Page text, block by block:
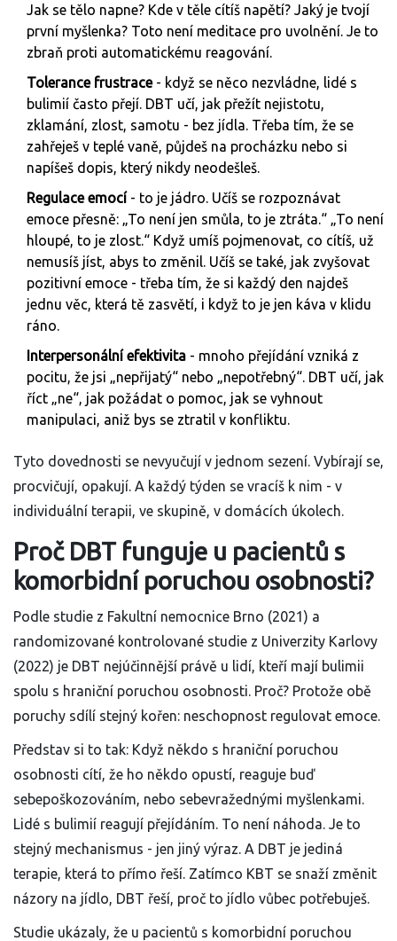
Jak se tělo napne? Kde v těle cítíš napětí? Jaký je tvojí
první myšlenka? Toto není meditace pro uvolnění. Je to
zbraň proti automatickému reagování.
Tolerance frustrace- když se něco nezvládne, lidé s
bulimií často přejí. DBT učí, jak přežít nejistotu,
zklamání, zlost, samotu - bez jídla. Třeba tím, že se
zahřeješ v teplé vaně, půjdeš na procházku nebo si
napíšeš dopis, který nikdy neodešleš.
Regulace emocí- to je jádro. Učíš se rozpoznávat
emoce přesně: „To není jen smůla, to je ztráta.“ „To není
hloupé, to je zlost.“ Když umíš pojmenovat, co cítíš, už
nemusíš jíst, abys to změnil. Učíš se také, jak zvyšovat
pozitivní emoce - třeba tím, že si každý den najdeš
jednu věc, která tě zasvětí, i když to je jen káva v klidu
ráno.
Interpersonální efektivita - mnoho přejídání vzniká z
pocitu, že jsi „nepřijatý“ nebo „nepotřebný“. DBT učí, jak
říct „ne“, jak požádat o pomoc, jak se vyhnout
manipulaci, aniž bys se ztratil v konfliktu.
Tyto dovednosti se nevyučují v jednom sezení. Vybírají se,
procvičují, opakují. A každý týden se vracíš k nim - v
individuální terapii, ve skupině, v domácích úkolech.
Proč DBT funguje u pacientů s
komorbidní poruchou osobnosti?
Podle studie z Fakultní nemocnice Brno (2021) a
randomizované kontrolované studie z Univerzity Karlovy
(2022) je DBT nejúčinnější právě u lidí, kteří mají bulimii
spolu s hraniční poruchou osobnosti. Proč? Protože obě
poruchy sdílí stejný kořen: neschopnost regulovat emoce.
Představ si to tak: Když někdo s hraniční poruchou
osobnosti cítí, že ho někdo opustí, reaguje buď
sebepoškozováním, nebo sebevražednými myšlenkami.
Lidé s bulimií reagují přejídáním. To není náhoda. Je to
stejný mechanismus - jen jiný výraz. A DBT je jediná
terapie, která to přímo řeší. Zatímco KBT se snaží změnit
názory na jídlo, DBT řeší, proč to jídlo vůbec potřebuješ.
Studie ukázaly, že u pacientů s komorbidní poruchou